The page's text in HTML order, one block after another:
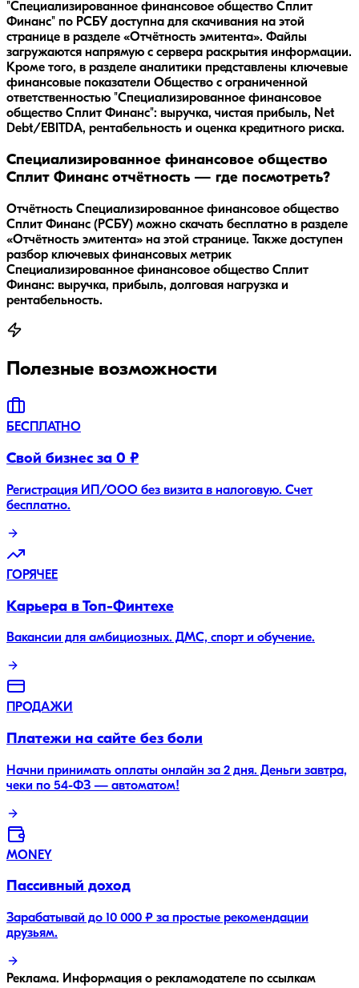
"Специализированное финансовое общество Сплит
Финанс" по РСБУ доступна для скачивания на этой
странице в разделе «Отчётность эмитента». Файлы
загружаются напрямую с сервера раскрытия информации.
Кроме того, в разделе аналитики представлены ключевые
финансовые показатели Общество с ограниченной
ответственностью "Специализированное финансовое
общество Сплит Финанс": выручка, чистая прибыль, Net
Debt/EBITDA, рентабельность и оценка кредитного риска.
Специализированное финансовое общество
Сплит Финанс отчётность — где посмотреть?
Отчётность Специализированное финансовое общество
Сплит Финанс (РСБУ) можно скачать бесплатно в разделе
«Отчётность эмитента» на этой странице. Также доступен
разбор ключевых финансовых метрик
Специализированное финансовое общество Сплит
Финанс: выручка, прибыль, долговая нагрузка и
рентабельность.
Полезные возможности
БЕСПЛАТНО
Свой бизнес за 0 ₽
Регистрация ИП/ООО без визита в налоговую. Счет
бесплатно.
ГОРЯЧЕЕ
Карьера в Топ-Финтехе
Вакансии для амбициозных. ДМС, спорт и обучение.
ПРОДАЖИ
Платежи на сайте без боли
Начни принимать оплаты онлайн за 2 дня. Деньги завтра,
чеки по 54-ФЗ — автоматом!
MONEY
Пассивный доход
Зарабатывай до 10 000 ₽ за простые рекомендации
друзьям.
Реклама. Информация о рекламодателе по ссылкам